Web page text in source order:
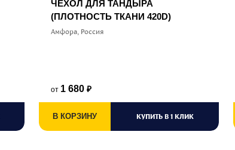
ЧЕХОЛ ДЛЯ ТАНДЫРА
(ПЛОТНОСТЬ ТКАНИ 420D)
Амфора, Россия
от 1 680 ₽
В КОРЗИНУ КУПИТЬ В 1 КЛИК